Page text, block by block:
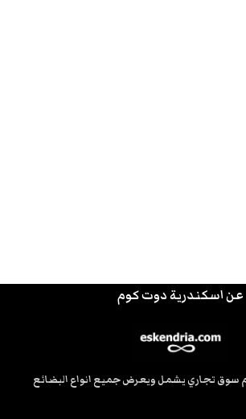
عن اسكندرية دوت كوم
سوق تجاري يشمل ويعرض جميع انواع البضائع